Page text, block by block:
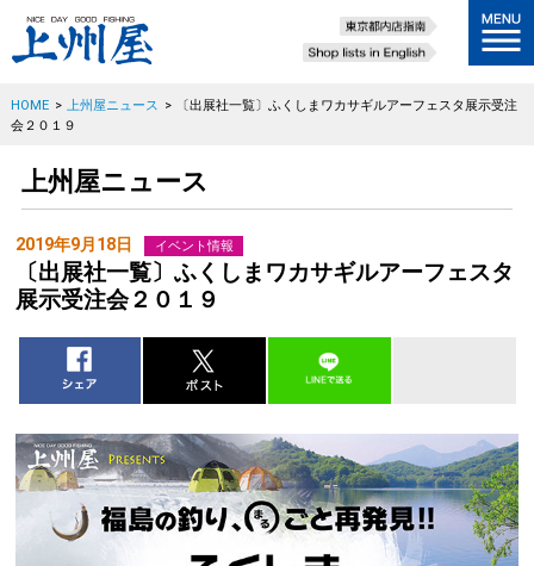
HOME > 上州屋ニュース >
〔出展社一覧〕ふくしまワカサギルアーフェスタ展示受注
会２０１９
上州屋ニュース
2019年9月18日 イベント情報
〔出展社一覧〕ふくしまワカサギルアーフェスタ
展示受注会２０１９